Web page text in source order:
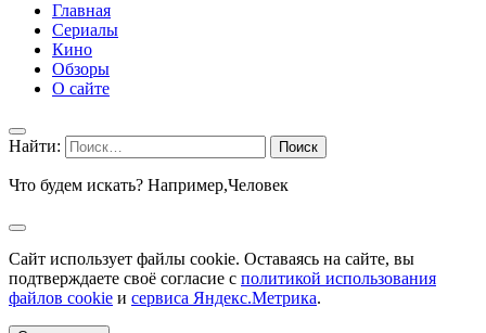
Главная
Сериалы
Кино
Обзоры
О сайте
Найти:
Что будем искать? Например,Человек
Сайт использует файлы cookie. Оставаясь на сайте, вы
подтверждаете своё согласие с политикой использования
файлов cookie и сервиса Яндекс.Метрика.